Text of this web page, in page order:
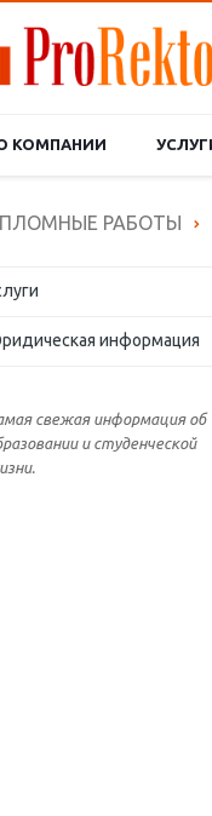
КОМПАНИИ
РАБОТЫ
информация
свежая информация об
и студенческой